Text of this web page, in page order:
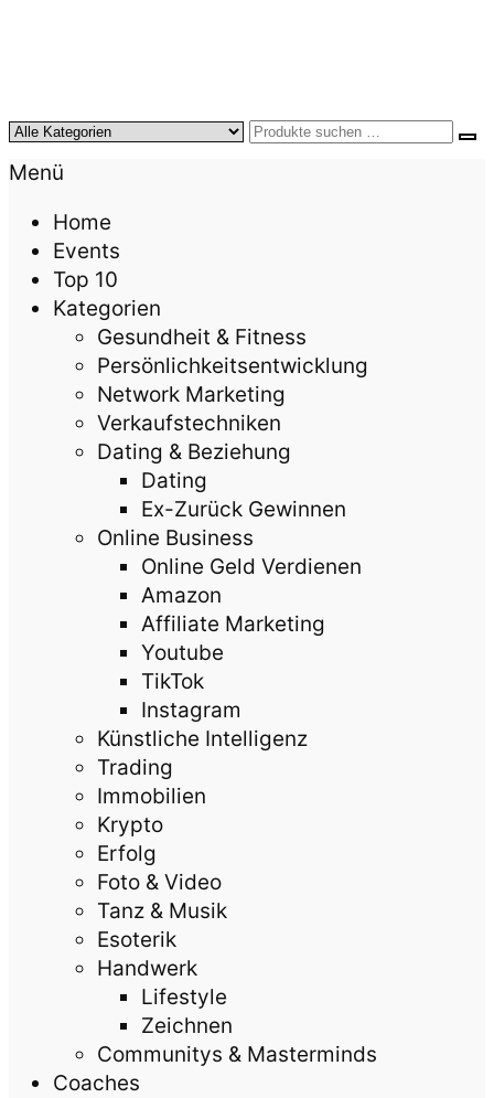
KursTipps.de
Weil Weiterbildung die beste Investition für mehr
Lebensqualität ist.
Menü
Home
Events
Top 10
Kategorien
Gesundheit & Fitness
Persönlichkeitsentwicklung
Network Marketing
Verkaufstechniken
Dating & Beziehung
Dating
Ex-Zurück Gewinnen
Online Business
Online Geld Verdienen
Amazon
Affiliate Marketing
Youtube
TikTok
Instagram
Künstliche Intelligenz
Trading
Immobilien
Krypto
Erfolg
Foto & Video
Tanz & Musik
Esoterik
Handwerk
Lifestyle
Zeichnen
Communitys & Masterminds
Coaches